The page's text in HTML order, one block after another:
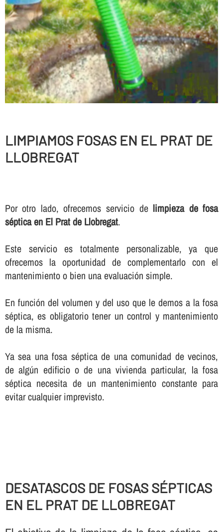
LIMPIAMOS FOSAS EN EL PRAT DE
LLOBREGAT
Por otro lado, ofrecemos servicio de limpieza de fosa
séptica en El Prat de Llobregat.
Este servicio es totalmente personalizable, ya que
ofrecemos la oportunidad de complementarlo con el
mantenimiento o bien una evaluación simple.
En función del volumen y del uso que le demos a la fosa
séptica, es obligatorio tener un control y mantenimiento
de la misma.
Ya sea una fosa séptica de una comunidad de vecinos,
de algún edificio o de una vivienda particular, la fosa
séptica necesita de un mantenimiento constante para
evitar cualquier imprevisto.
DESATASCOS DE FOSAS SÉPTICAS
EN EL PRAT DE LLOBREGAT